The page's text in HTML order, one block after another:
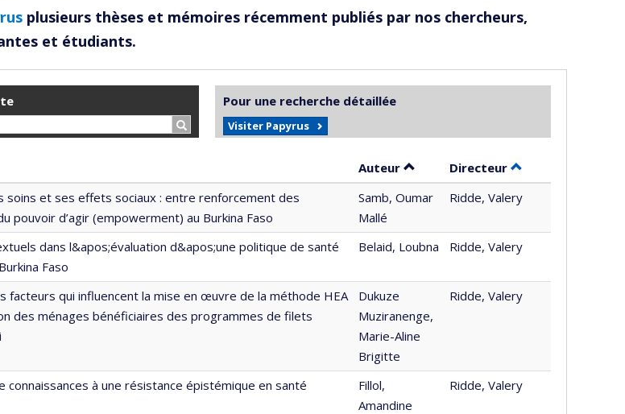
plusieurs thèses et mémoires récemment publiés par nos chercheurs,
et étudiants.
Rechercher…
Pour une recherche détaillée
Visiter Papyrus
décroissant
titre en ordre décroissant Auteur Trier par auteur en ordre
Directeur par contributeur
soins et ses effets sociaux : entre renforcement des
pouvoir d’agir (empowerment) au Burkina Faso
Samb, Oumar
Mallé
Ridde, Valery
dans l&apos;évaluation d&apos;une politique de santé
Faso
Belaid, Loubna Ridde, Valery
facteurs qui influencent la mise en œuvre de la méthode HEA
des ménages bénéficiaires des programmes de filets
Dukuze
Muziranenge,
Marie-Aline
Brigitte
Ridde, Valery
connaissances à une résistance épistémique en santé
Fillol,
Amandine
Ridde, Valery